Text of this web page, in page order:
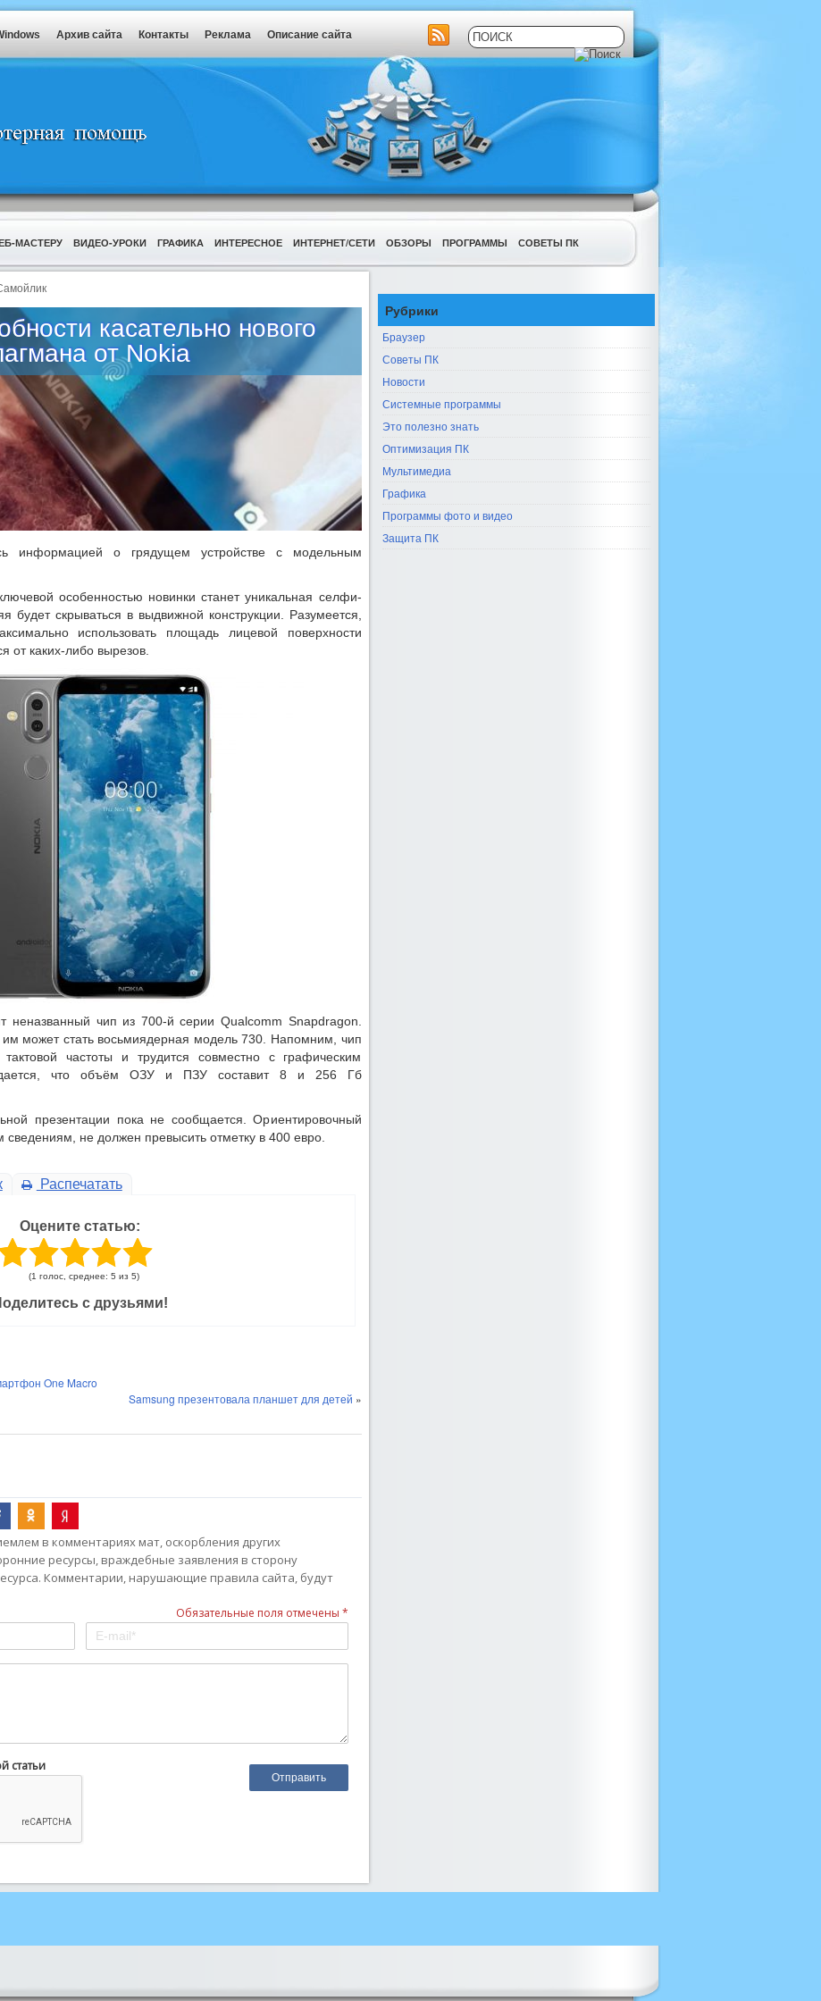
Архив сайта Контакты Реклама Описание сайта
МАСТЕРУ ВИДЕО-УРОКИ ГРАФИКА ИНТЕРЕСНОЕ ИНТЕРНЕТ/СЕТИ ОБЗОРЫ ПРОГРАММЫ СОВЕТЫ ПК
касательно нового
от Nokia
информацией о грядущем устройстве с модельным
особенностью новинки станет уникальная селфи-
будет скрываться в выдвижной конструкции. Разумеется,
использовать площадь лицевой поверхности
от каких-либо вырезов.
неназванный чип из 700-й серии Qualcomm Snapdragon.
им может стать восьмиядерная модель 730. Напомним, чип
частоты и трудится совместно с графическим
что объём ОЗУ и ПЗУ составит 8 и 256 Гб
презентации пока не сообщается. Ориентировочный
не должен превысить отметку в 400 евро.
Распечатать
Оцените статью:
(1 голос, среднее: 5 из 5)
с друзьями!
One Macro
Samsung презентовала планшет для детей »
в комментариях мат, оскорбления других
ресурсы, враждебные заявления в сторону
Комментарии, нарушающие правила сайта, будут
Обязательные поля отмечены *
статьи
Рубрики
Браузер
Советы ПК
Новости
Системные программы
Это полезно знать
Оптимизация ПК
Мультимедиа
Графика
Программы фото и видео
Защита ПК